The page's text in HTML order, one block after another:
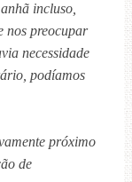
incluso,
nos preocupar
necessidade
podíamos
próximo
de